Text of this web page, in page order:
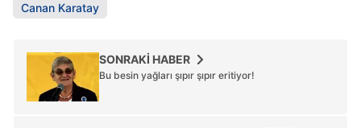
Canan Karatay
SONRAKİ HABER
Bu besin yağları şıpır şıpır eritiyor!